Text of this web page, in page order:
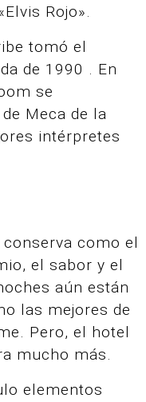
Rojo».
tomó el
de 1990 . En
se
Meca de la
intérpretes
como el
el sabor y el
aún están
las mejores de
Pero, el hotel
mucho más.
elementos